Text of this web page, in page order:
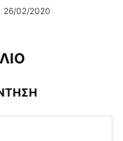
26/02/2020